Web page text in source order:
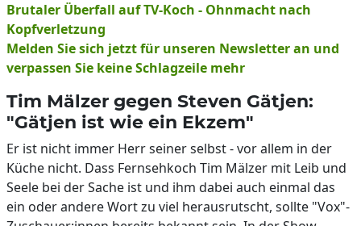
Brutaler Überfall auf TV-Koch - Ohnmacht nach
Kopfverletzung
Melden Sie sich jetzt für unseren Newsletter an und
verpassen Sie keine Schlagzeile mehr
Tim Mälzer gegen Steven Gätjen:
"Gätjen ist wie ein Ekzem"
Er ist nicht immer Herr seiner selbst - vor allem in der
Küche nicht. Dass Fernsehkoch Tim Mälzer mit Leib und
Seele bei der Sache ist und ihm dabei auch einmal das
ein oder andere Wort zu viel herausrutscht, sollte "Vox"-